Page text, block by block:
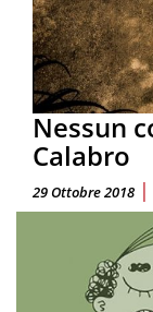
Nessun
Calabro
29 Ottobre 2018 |